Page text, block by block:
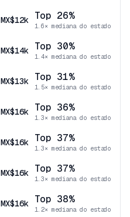
MX$12k Top 26%
1.6× mediana do estado
MX$14k Top 30%
1.4× mediana do estado
MX$13k Top 31%
1.5× mediana do estado
MX$16k Top 36%
1.3× mediana do estado
MX$16k Top 37%
1.3× mediana do estado
MX$16k Top 37%
1.3× mediana do estado
MX$16k Top 38%
1.2× mediana do estado